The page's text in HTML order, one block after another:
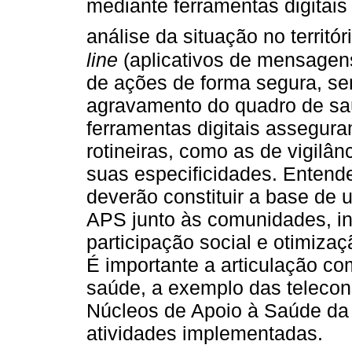
mediante ferramentas
análise da situação no
line (aplicativos de
de ações de forma segura,
agravamento do quadro de
ferramentas digitais
rotineiras, como as de
suas especificidades.
deverão constituir a base de
APS junto às comunidades,
participação social e
É importante a articulação
saúde, a exemplo das
Núcleos de Apoio à Saúde
atividades implementadas.